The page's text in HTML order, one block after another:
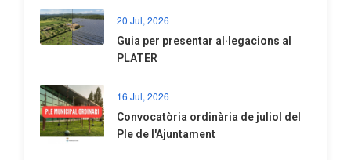
20 Jul, 2026
​Guia per presentar al·legacions al
PLATER
16 Jul, 2026
Convocatòria ordinària de juliol del
Ple de l'Ajuntament